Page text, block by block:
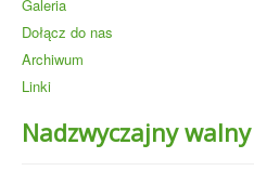
Galeria
Dołącz do nas
Archiwum
Linki
Nadzwyczajny